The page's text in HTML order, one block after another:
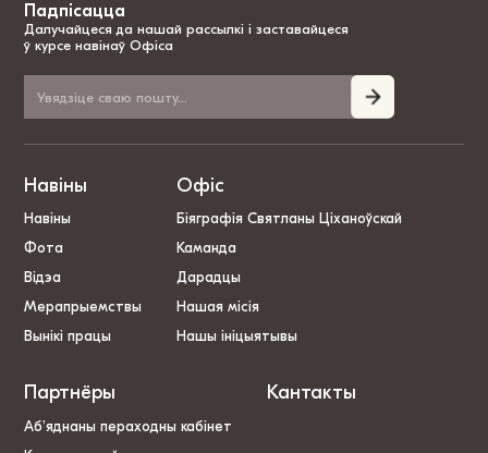
Падпісацца
Далучайцеся да нашай рассылкі і заставайцеся
ў курсе навінаў Офіса
Навіны
Навіны
Фота
Відэа
Мерапрыемствы
Вынікі працы
Офіс
Біяграфія Святланы Ціханоўскай
Каманда
Дарадцы
Нашая місія
Нашы ініцыятывы
Партнёры
Аб’яднаны пераходны кабінет
Кантакты